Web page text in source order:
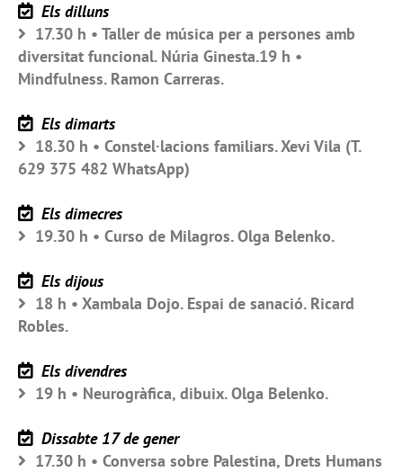
Els dilluns
17.30 h • Taller de música per a persones amb
diversitat funcional. Núria Ginesta.19 h •
Mindfulness. Ramon Carreras.
Els dimarts
18.30 h • Constel·lacions familiars. Xevi Vila (T.
629 375 482 WhatsApp)
Els dimecres
19.30 h • Curso de Milagros. Olga Belenko.
Els dijous
18 h • Xambala Dojo. Espai de sanació. Ricard
Robles.
Els divendres
19 h • Neurogràfica, dibuix. Olga Belenko.
Dissabte 17 de gener
17.30 h • Conversa sobre Palestina, Drets Humans